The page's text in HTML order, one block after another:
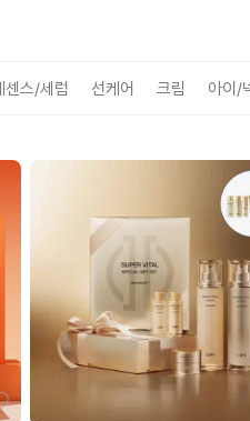
센스/세럼 선케어 크림 아이/
브랜드 피부고민